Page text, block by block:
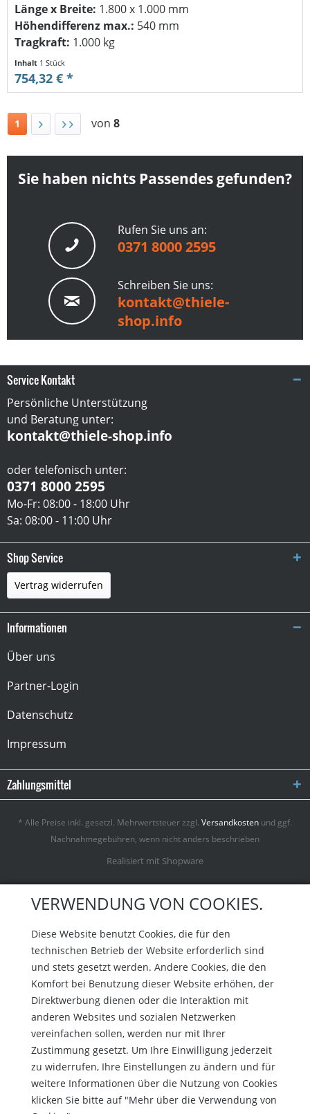
Länge x Breite: 1.800 x 1.000 mm
Höhendifferenz max.: 540 mm
Tragkraft: 1.000 kg
Inhalt 1 Stück
754,32 € *
1 von 8
Sie haben nichts Passendes gefunden?
Rufen Sie uns an:
0371 8000 2595
Schreiben Sie uns:
kontakt@thiele-
shop.info
Service Kontakt
Persönliche Unterstützung
und Beratung unter:
kontakt@thiele-shop.info
oder telefonisch unter:
0371 8000 2595
Mo-Fr: 08:00 - 18:00 Uhr
Sa: 08:00 - 11:00 Uhr
Shop Service
Vertrag widerrufen
Informationen
Über uns
Partner-Login
Datenschutz
Impressum
Zahlungsmittel
* Alle Preise inkl. gesetzl. Mehrwertsteuer zzgl. Versandkosten und ggf.
Nachnahmegebühren, wenn nicht anders beschrieben
Realisiert mit Shopware
VERWENDUNG VON COOKIES.
Diese Website benutzt Cookies, die für den
technischen Betrieb der Website erforderlich sind
und stets gesetzt werden. Andere Cookies, die den
Komfort bei Benutzung dieser Website erhöhen, der
Direktwerbung dienen oder die Interaktion mit
anderen Websites und sozialen Netzwerken
vereinfachen sollen, werden nur mit Ihrer
Zustimmung gesetzt. Um Ihre Einwilligung jederzeit
zu widerrufen, Ihre Einstellungen zu ändern und für
weitere Informationen über die Nutzung von Cookies
klicken Sie bitte auf "Mehr über die Verwendung von